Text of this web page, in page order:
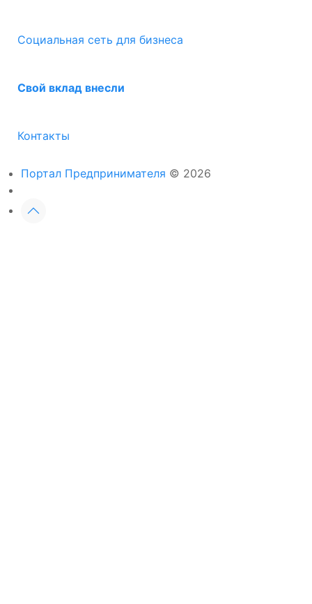
Социальная сеть для бизнеса
Свой вклад внесли
Контакты
Портал Предпринимателя © 2026